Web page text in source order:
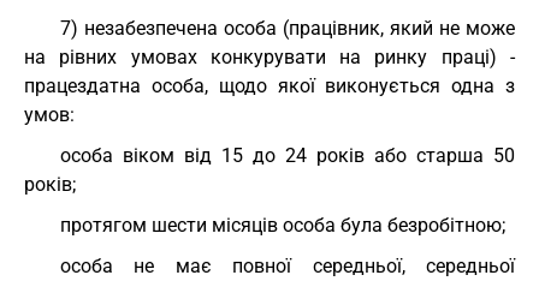
7) незабезпечена особа (працівник, який не може
на рівних умовах конкурувати на ринку праці) -
працездатна особа, щодо якої виконується одна з
умов:
особа віком від 15 до 24 років або старша 50
років;
протягом шести місяців особа була безробітною;
особа не має повної середньої, середньої